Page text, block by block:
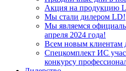
Акция на продукцию
Мы стали дилером LD!
Мы являемся
апреля 2024 года!
Всем новым клиентам
Спецкомплект ИС
конкурсу